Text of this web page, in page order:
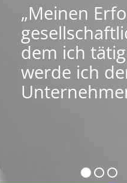
„Meinen
dem ich
werde ich